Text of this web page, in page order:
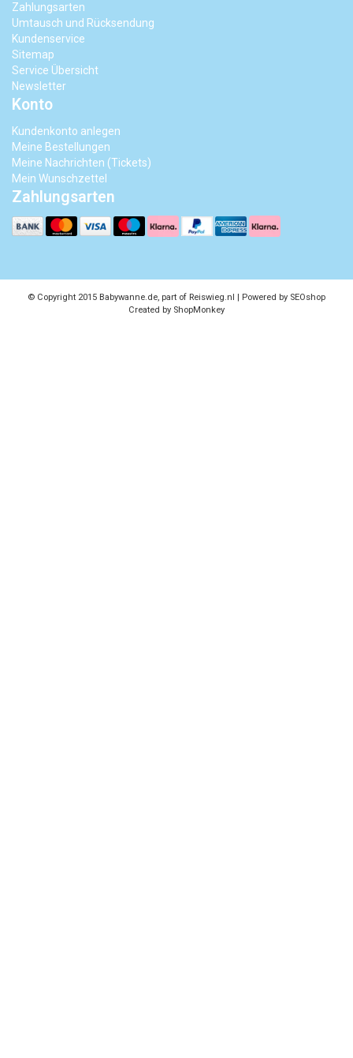
Zahlungsarten
Umtausch und Rücksendung
Kundenservice
Sitemap
Service Übersicht
Newsletter
Konto
Kundenkonto anlegen
Meine Bestellungen
Meine Nachrichten (Tickets)
Mein Wunschzettel
Zahlungsarten
© Copyright 2015 Babywanne.de, part of Reiswieg.nl | Powered by SEOshop
Created by ShopMonkey